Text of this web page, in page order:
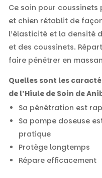
Ce soin pour coussinets
et chien rétablit de
l’élasticité et la densité
et des coussinets.
faire pénétrer en
Quelles sont les
de l’Hiule de Soin de
Sa pénétration est
Sa pompe doseuse
pratique
Protège longtemps
Répare efficacement